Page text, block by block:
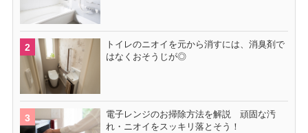
トイレのニオイを元から消すには、消臭剤で
はなくおそうじが◎
電子レンジのお掃除方法を解説 頑固な汚
れ・ニオイをスッキリ落とそう！